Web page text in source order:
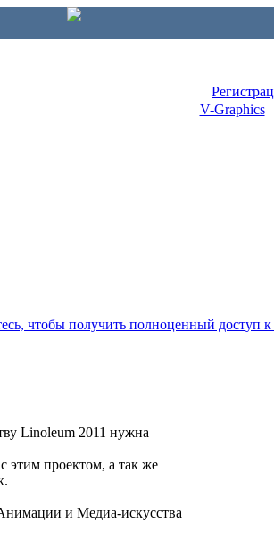
V-Graphics
чтобы получить полноценный доступ
Linoleum 2011 нужна
этим проектом, а так же
и Медиа-искусства